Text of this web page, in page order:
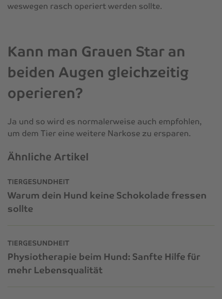
Ähnliche Artikel
TIERGESUNDHEIT
Warum dein Hund keine Schokolade fressen
sollte
TIERGESUNDHEIT
Physiotherapie beim Hund: Sanfte Hilfe für
mehr Lebensqualität
weswegen rasch operiert werden sollte.
Kann man Grauen Star an
beiden Augen gleichzeitig
operieren?
Ja und so wird es normalerweise auch empfohlen,
um dem Tier eine weitere Narkose zu ersparen.